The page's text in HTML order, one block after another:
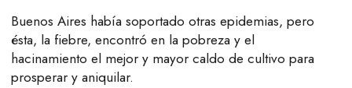
Buenos Aires había soportado otras epidemias, pero
ésta, la fiebre, encontró en la pobreza y el
hacinamiento el mejor y mayor caldo de cultivo para
prosperar y aniquilar.